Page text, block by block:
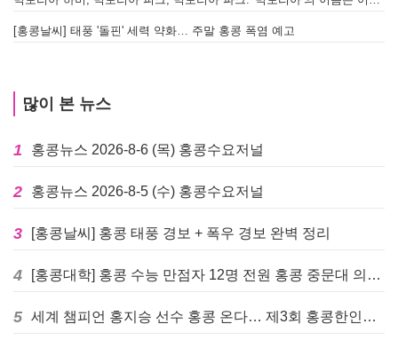
[홍콩날씨] 태풍 '돌핀' 세력 약화… 주말 홍콩 폭염 예고
많이 본 뉴스
1 홍콩뉴스 2026-8-6 (목) 홍콩수요저널
2 홍콩뉴스 2026-8-5 (수) 홍콩수요저널
3 [홍콩날씨] 홍콩 태풍 경보 + 폭우 경보 완벽 정리
4 [홍콩대학] 홍콩 수능 만점자 12명 전원 홍콩 중문대 의대 진학
5 세계 챔피언 홍지승 선수 홍콩 온다… 제3회 홍콩한인팔씨름대회 9월 12일 개최